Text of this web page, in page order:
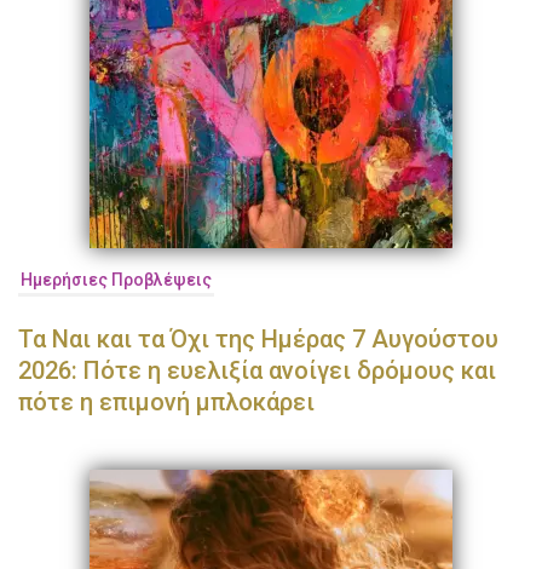
Ημερήσιες Προβλέψεις
Τα Ναι και τα Όχι της Ημέρας 7 Αυγούστου
2026: Πότε η ευελιξία ανοίγει δρόμους και
πότε η επιμονή μπλοκάρει